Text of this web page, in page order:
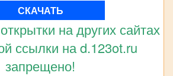
СКАЧАТЬ
на других сайтах
ссылки на d.123ot.ru
запрещено!